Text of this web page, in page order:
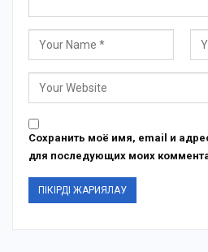
Сохранить моё имя, email и
для последующих моих